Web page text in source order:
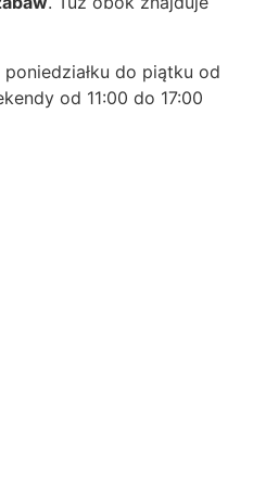
do piątku od
od 11:00 do 17:00